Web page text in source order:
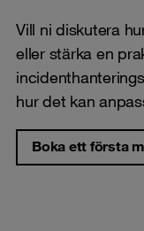
Vill ni diskutera
eller stärka en
hur det kan
Boka ett första